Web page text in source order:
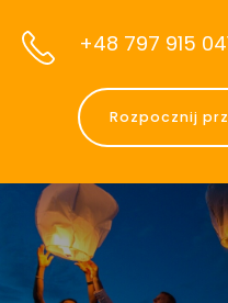
+48 797 915
Rozpocznij